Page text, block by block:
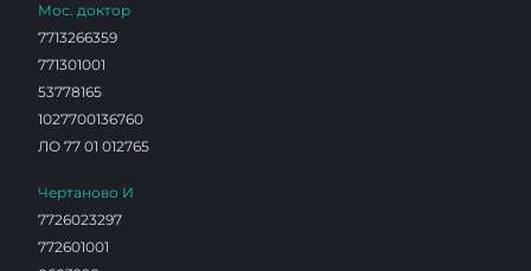
Мос. доктор
7713266359
771301001
53778165
1027700136760
ЛО 77 01 012765
Чертаново И
7726023297
772601001